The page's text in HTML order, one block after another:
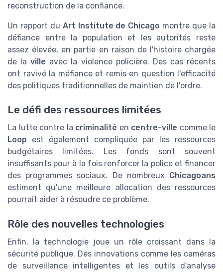
reconstruction de la confiance.
Un rapport du Art Institute de Chicago montre que la
défiance entre la population et les autorités reste
assez élevée, en partie en raison de l'histoire chargée
de laville avec la violence policière. Des cas récents
ont ravivé la méfiance et remis en question l'efficacité
des politiques traditionnelles de maintien de l'ordre.
Le défi des ressources limitées
La lutte contre la criminalité en centre-ville comme le
Loop est également compliquée par les ressources
budgétaires limitées. Les fonds sont souvent
insuffisants pour à la fois renforcer la police et financer
des programmes sociaux. De nombreux Chicagoans
estiment qu'une meilleure allocation des ressources
pourrait aider à résoudre ce problème.
Rôle des nouvelles technologies
Enfin, la technologie joue un rôle croissant dans la
sécurité publique. Des innovations comme les caméras
de surveillance intelligentes et les outils d'analyse